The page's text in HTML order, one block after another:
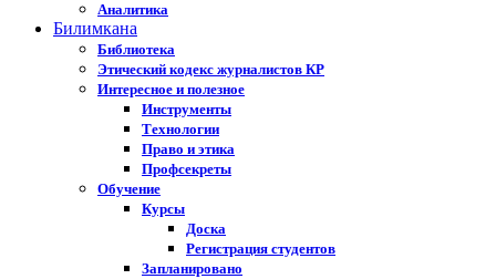
Аналитика
Билимкана
Библиотека
Этический кодекс журналистов КР
Интересное и полезное
Инструменты
Технологии
Право и этика
Профсекреты
Обучение
Курсы
Доска
Регистрация студентов
Запланировано